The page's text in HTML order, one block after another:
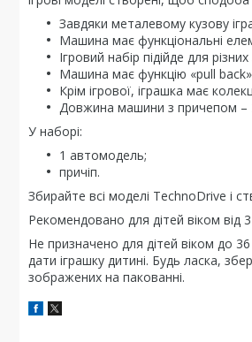
Завдяки металевому кузову
Машина має функціональні
Ігровий набір підійде для
Машина має функцію «pull back»:
Крім ігрової, іграшка має
Довжина машини з причепом –
У наборі:
1 автомодель;
причіп.
Збирайте всі моделі TechnoDrive і
Рекомендовано для дітей віком від 3
Не призначено для дітей віком до
дати іграшку дитині. Будь ласка,
зображених на пакованні.